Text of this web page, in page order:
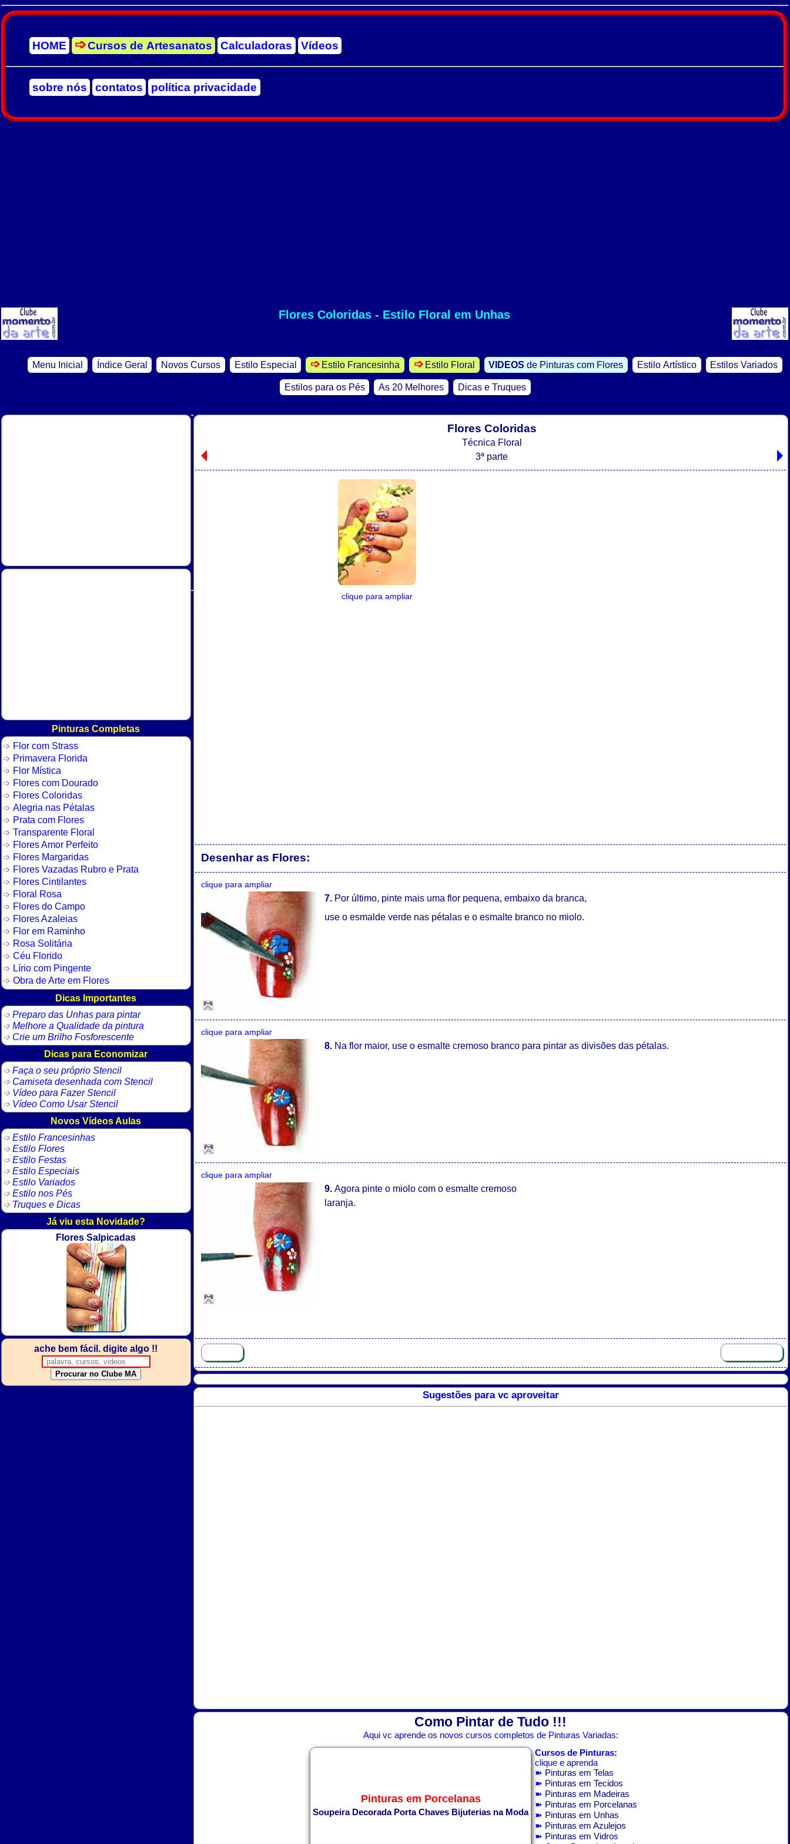
HOME Cursos de Artesanatos Calculadoras Vídeos
sobre nós contatos política privacidade
Flores Coloridas - Estilo Floral em Unhas
Menu Inicial
Índice Geral Novos Cursos Estilo Especial Estilo Francesinha Estilo Floral VIDEOS de Pinturas com Flores Estilo Artístico Estilos Variados
Estilos para os Pés As 20 Melhores Dicas e Truques
Flores Coloridas
Técnica Floral
3ª parte
clique para ampliar
Desenhar as Flores:
clique para ampliar
7. Por último, pinte mais uma flor pequena, embaixo da branca,
use o esmalde verde nas pétalas e o esmalte branco no miolo.
clique para ampliar
8. Na flor maior, use o esmalte cremoso branco para pintar as divisões das pétalas.
clique para ampliar
9. Agora pinte o miolo com o esmalte cremoso
laranja.
Sugestões para vc aproveitar
Como Pintar de Tudo !!!
Aqui vc aprende os novos cursos completos de Pinturas Variadas:
Pinturas em Porcelanas
Soupeira Decorada Porta Chaves Bijuterias na Moda
Cursos de Pinturas:
clique e aprenda
➽ Pinturas em Telas
➽ Pinturas em Tecidos
➽ Pinturas em Madeiras
➽ Pinturas em Porcelanas
➽ Pinturas em Unhas
➽ Pinturas em Azulejos
➽ Pinturas em Vidros
Pinturas Completas
Flor com Strass
Primavera Florida
Flor Mística
Flores com Dourado
Flores Coloridas
Alegria nas Pétalas
Prata com Flores
Transparente Floral
Flores Amor Perfeito
Flores Margaridas
Flores Vazadas Rubro e Prata
Flores Cintilantes
Floral Rosa
Flores do Campo
Flores Azaleias
Flor em Raminho
Rosa Solitária
Céu Florido
Lírio com Pingente
Obra de Arte em Flores
Dicas Importantes
Preparo das Unhas para pintar
Melhore a Qualidade da pintura
Crie um Brilho Fosforescente
Dicas para Economizar
Faça o seu próprio Stencil
Camiseta desenhada com Stencil
Vídeo para Fazer Stencil
Vídeo Como Usar Stencil
Novos Vídeos Aulas
Estilo Francesinhas
Estilo Flores
Estilo Festas
Estilo Especiais
Estilo Variados
Estilo nos Pés
Truques e Dicas
Já viu esta Novidade?
Flores Salpicadas
ache bem fácil. digite algo !!
Procurar no Clube MA